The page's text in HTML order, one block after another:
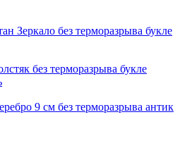
Зеркало без терморазрыва букле
без терморазрыва букле
9 см без терморазрыва антик